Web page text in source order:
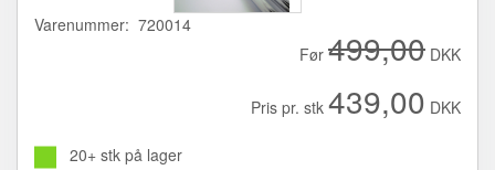
Varenummer: 720014
Før 499,00 DKK
Pris pr. stk 439,00 DKK
20+ stk på lager